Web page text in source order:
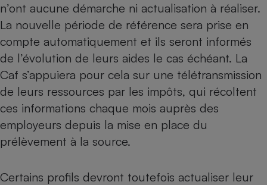
n’ont aucune démarche ni actualisation à réaliser.
La nouvelle période de référence sera prise en
compte automatiquement et ils seront informés
de l’évolution de leurs aides le cas échéant. La
Caf s’appuiera pour cela sur une télétransmission
de leurs ressources par les impôts, qui récoltent
ces informations chaque mois auprès des
employeurs depuis la mise en place du
prélèvement à la source.
Certains profils devront toutefois actualiser leur